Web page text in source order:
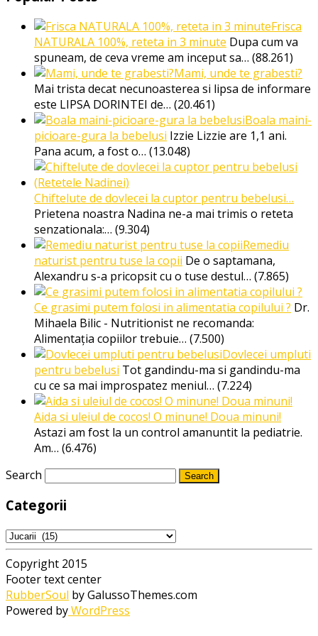
Frisca
NATURALA 100%, reteta in 3 minute Dupa cum va
spuneam, de ceva vreme am inceput sa… (88.261)
Mami, unde te grabesti?
Mai trista decat necunoasterea si lipsa de informare
este LIPSA DORINTEI de… (20.461)
Boala maini-
picioare-gura la bebelusi Izzie Lizzie are 1,1 ani.
Pana acum, a fost o… (13.048)
Chiftelute de dovlecei la cuptor pentru bebelusi…
Prietena noastra Nadina ne-a mai trimis o reteta
senzationala:… (9.304)
Remediu
naturist pentru tuse la copii De o saptamana,
Alexandru s-a pricopsit cu o tuse destul… (7.865)
Ce grasimi putem folosi in alimentatia copilului ? Dr.
Mihaela Bilic - Nutritionist ne recomanda:
Alimentația copiilor trebuie… (7.500)
Dovlecei umpluti
pentru bebelusi Tot gandindu-ma si gandindu-ma
cu ce sa mai improspatez meniul… (7.224)
Aida si uleiul de cocos! O minune! Doua minuni!
Astazi am fost la un control amanuntit la pediatrie.
Am… (6.476)
Search
Categorii
Categorii
Copyright 2015
Footer text center
RubberSoul by GalussoThemes.com
Powered byWordPress